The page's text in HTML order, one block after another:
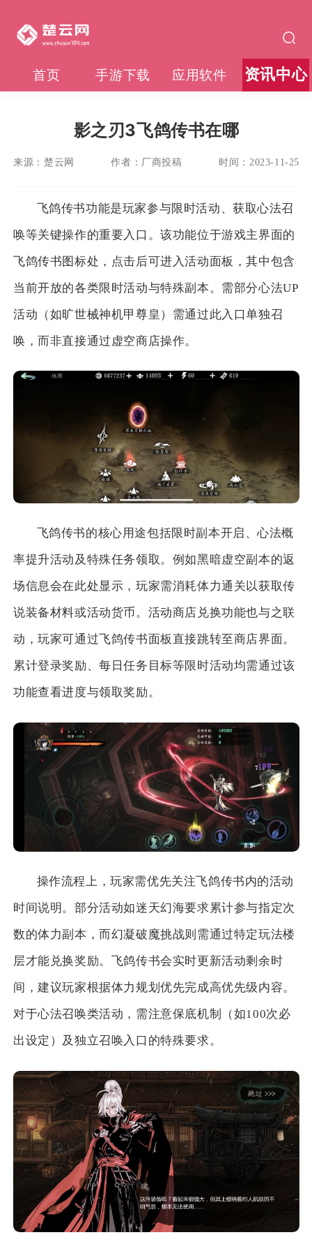
首页 手游下载 应用软件 资讯中心
影之刃3飞鸽传书在哪
来源： 楚云网 作者： 厂商投稿 时间： 2023-11-25
飞鸽传书功能是玩家参与限时活动、获取心法召
唤等关键操作的重要入口。该功能位于游戏主界面的
飞鸽传书图标处，点击后可进入活动面板，其中包含
当前开放的各类限时活动与特殊副本。需部分心法UP
活动（如旷世械神机甲尊皇）需通过此入口单独召
唤，而非直接通过虚空商店操作。
飞鸽传书的核心用途包括限时副本开启、心法概
率提升活动及特殊任务领取。例如黑暗虚空副本的返
场信息会在此处显示，玩家需消耗体力通关以获取传
说装备材料或活动货币。活动商店兑换功能也与之联
动，玩家可通过飞鸽传书面板直接跳转至商店界面。
累计登录奖励、每日任务目标等限时活动均需通过该
功能查看进度与领取奖励。
操作流程上，玩家需优先关注飞鸽传书内的活动
时间说明。部分活动如迷天幻海要求累计参与指定次
数的体力副本，而幻凝破魔挑战则需通过特定玩法楼
层才能兑换奖励。飞鸽传书会实时更新活动剩余时
间，建议玩家根据体力规划优先完成高优先级内容。
对于心法召唤类活动，需注意保底机制（如100次必
出设定）及独立召唤入口的特殊要求。